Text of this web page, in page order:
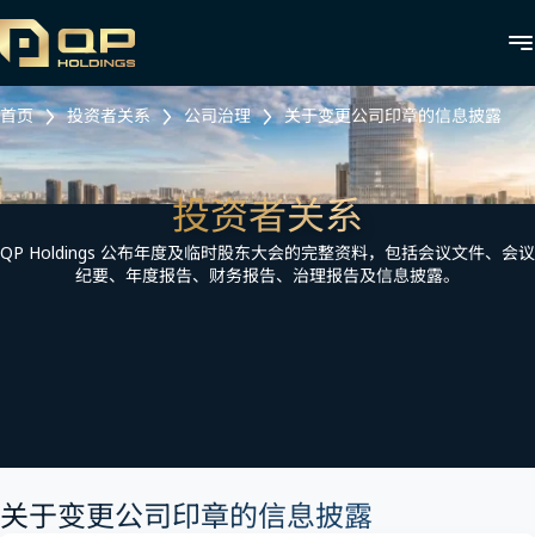
首页 投资者关系 公司治理 关于变更公司印章的信息披露
投资者关系
QP Holdings 公布年度及临时股东大会的完整资料，包括会议文件、会议
纪要、年度报告、财务报告、治理报告及信息披露。
关于变更公司印章的信息披露